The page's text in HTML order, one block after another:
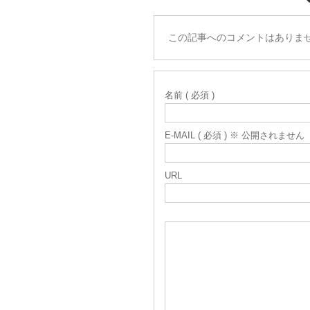
この記事へのコメントはありま
名前 ( 必須 )
E-MAIL ( 必須 ) ※ 公開されません
URL